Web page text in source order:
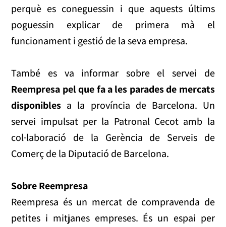
perquè es coneguessin i que aquests últims
poguessin explicar de primera mà el
funcionament i gestió de la seva empresa.
També es va informar sobre el servei de
Reempresa pel que fa a les parades de mercats
disponibles a la província de Barcelona. Un
servei impulsat per la Patronal Cecot amb la
col·laboració de la Gerència de Serveis de
Comerç de la Diputació de Barcelona.
Sobre Reempresa
Reempresa és un mercat de compravenda de
petites i mitjanes empreses. És un espai per